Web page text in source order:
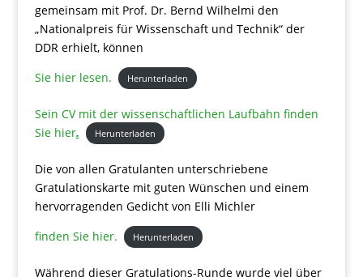
gemeinsam mit Prof. Dr. Bernd Wilhelmi den
„Nationalpreis für Wissenschaft und Technik“ der
DDR erhielt, können
Sie hier lesen.
Herunterladen
Sein CV mit der wissenschaftlichen Laufbahn finden
Sie hier. Herunterladen
Die von allen Gratulanten unterschriebene
Gratulationskarte mit guten Wünschen und einem
hervorragenden Gedicht von Elli Michler
finden Sie hier.
Herunterladen
Während dieser Gratulations-Runde wurde viel über